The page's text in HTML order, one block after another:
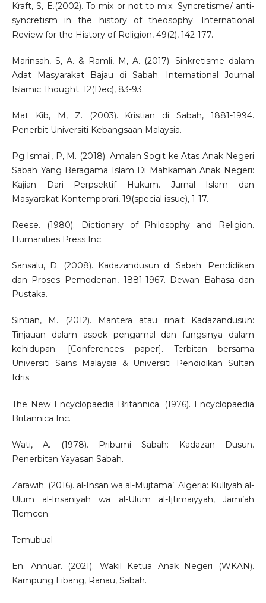
Kraft, S, E.(2002). To mix or not to mix: Syncretisme/ anti-
syncretism in the history of theosophy. International
Review for the History of Religion, 49(2), 142-177.
Marinsah, S, A. & Ramli, M, A. (2017). Sinkretisme dalam
Adat Masyarakat Bajau di Sabah. International Journal
Islamic Thought. 12(Dec), 83-93.
Mat Kib, M, Z. (2003). Kristian di Sabah, 1881-1994.
Penerbit Universiti Kebangsaan Malaysia.
Pg Ismail, P, M. (2018). Amalan Sogit ke Atas Anak Negeri
Sabah Yang Beragama Islam Di Mahkamah Anak Negeri:
Kajian Dari Perpsektif Hukum. Jurnal Islam dan
Masyarakat Kontemporari, 19(special issue), 1-17.
Reese. (1980). Dictionary of Philosophy and Religion.
Humanities Press Inc.
Sansalu, D. (2008). Kadazandusun di Sabah: Pendidikan
dan Proses Pemodenan, 1881-1967. Dewan Bahasa dan
Pustaka.
Sintian, M. (2012). Mantera atau rinait Kadazandusun:
Tinjauan dalam aspek pengamal dan fungsinya dalam
kehidupan. [Conferences paper]. Terbitan bersama
Universiti Sains Malaysia & Universiti Pendidikan Sultan
Idris.
The New Encyclopaedia Britannica. (1976). Encyclopaedia
Britannica Inc.
Wati, A. (1978). Pribumi Sabah: Kadazan Dusun.
Penerbitan Yayasan Sabah.
Zarawih. (2016). al-Insan wa al-Mujtama’. Algeria: Kulliyah al-
Ulum al-Insaniyah wa al-Ulum al-Ijtimaiyyah, Jami’ah
Tlemcen.
Temubual
En. Annuar. (2021). Wakil Ketua Anak Negeri (WKAN).
Kampung Libang, Ranau, Sabah.